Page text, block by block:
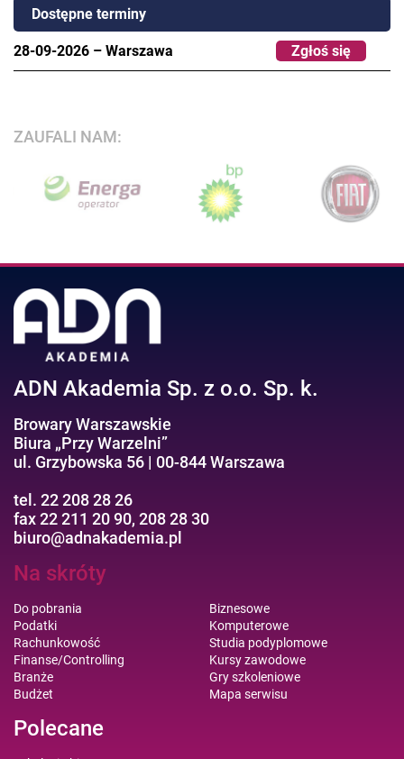
Dostępne terminy
28-09-2026 – Warszawa Zgłoś się
ZAUFALI NAM:
ADN Akademia Sp. z o.o. Sp. k.
Browary Warszawskie
Biura „Przy Warzelni”
ul. Grzybowska 56 | 00-844 Warszawa
tel. 22 208 28 26
fax 22 211 20 90, 208 28 30
biuro@adnakademia.pl
Na skróty
Do pobrania
Podatki
Rachunkowość
Finanse/Controlling
Branże
Budżet
Biznesowe
Komputerowe
Studia podyplomowe
Kursy zawodowe
Gry szkoleniowe
Mapa serwisu
Polecane